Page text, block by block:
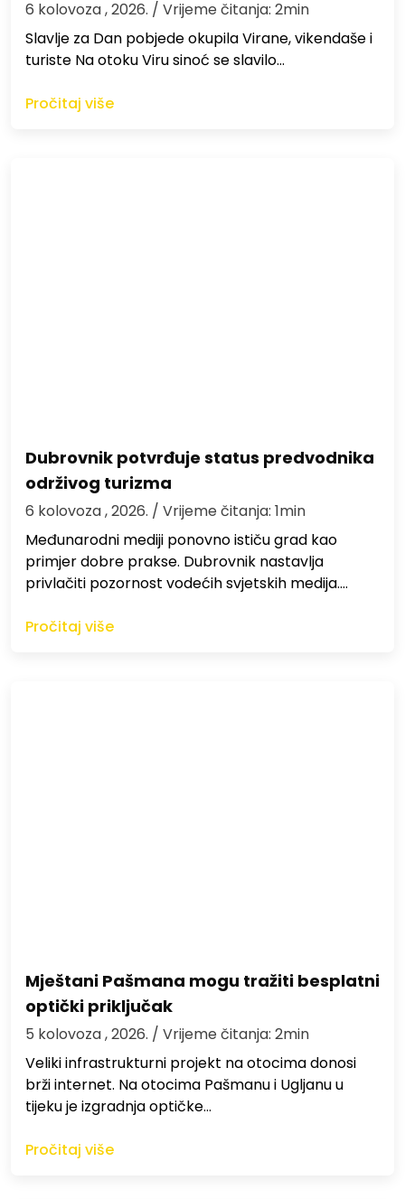
6 kolovoza , 2026. / Vrijeme čitanja: 2min
Slavlje za Dan pobjede okupila Virane, vikendaše i
turiste Na otoku Viru sinoć se slavilo…
Pročitaj više
Dubrovnik potvrđuje status predvodnika
održivog turizma
6 kolovoza , 2026. / Vrijeme čitanja: 1min
Međunarodni mediji ponovno ističu grad kao
primjer dobre prakse. Dubrovnik nastavlja
privlačiti pozornost vodećih svjetskih medija.…
Pročitaj više
Mještani Pašmana mogu tražiti besplatni
optički priključak
5 kolovoza , 2026. / Vrijeme čitanja: 2min
Veliki infrastrukturni projekt na otocima donosi
brži internet. Na otocima Pašmanu i Ugljanu u
tijeku je izgradnja optičke…
Pročitaj više